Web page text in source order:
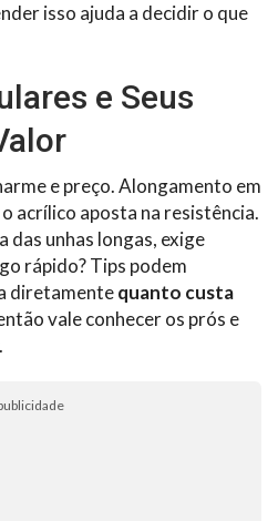
isso ajuda a decidir o que
e Seus
e preço. Alongamento em
acrílico aposta na resistência.
das unhas longas, exige
rápido? Tips podem
diretamentequanto custa
vale conhecer os prós e